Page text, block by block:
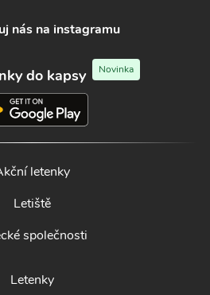
nás na instagramu
do kapsy Novinka
letenky
Letiště
společnosti
Letenky